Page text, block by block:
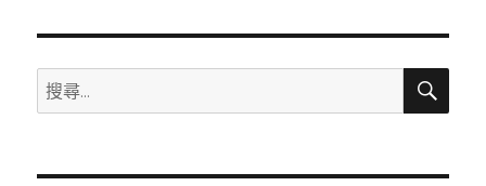
搜
尋
鍵
搜